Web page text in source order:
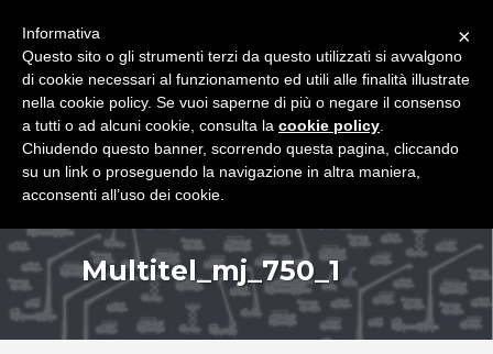
Multitel_mj_750_1
×
Informativa
Questo sito o gli strumenti terzi da questo utilizzati si avvalgono
di cookie necessari al funzionamento ed utili alle finalità illustrate
nella cookie policy. Se vuoi saperne di più o negare il consenso
a tutti o ad alcuni cookie, consulta la cookie policy
Chiudendo questo banner, scorrendo questa pagina, cliccando
su un link o proseguendo la navigazione in altra maniera,
acconsenti all’uso dei cookie.